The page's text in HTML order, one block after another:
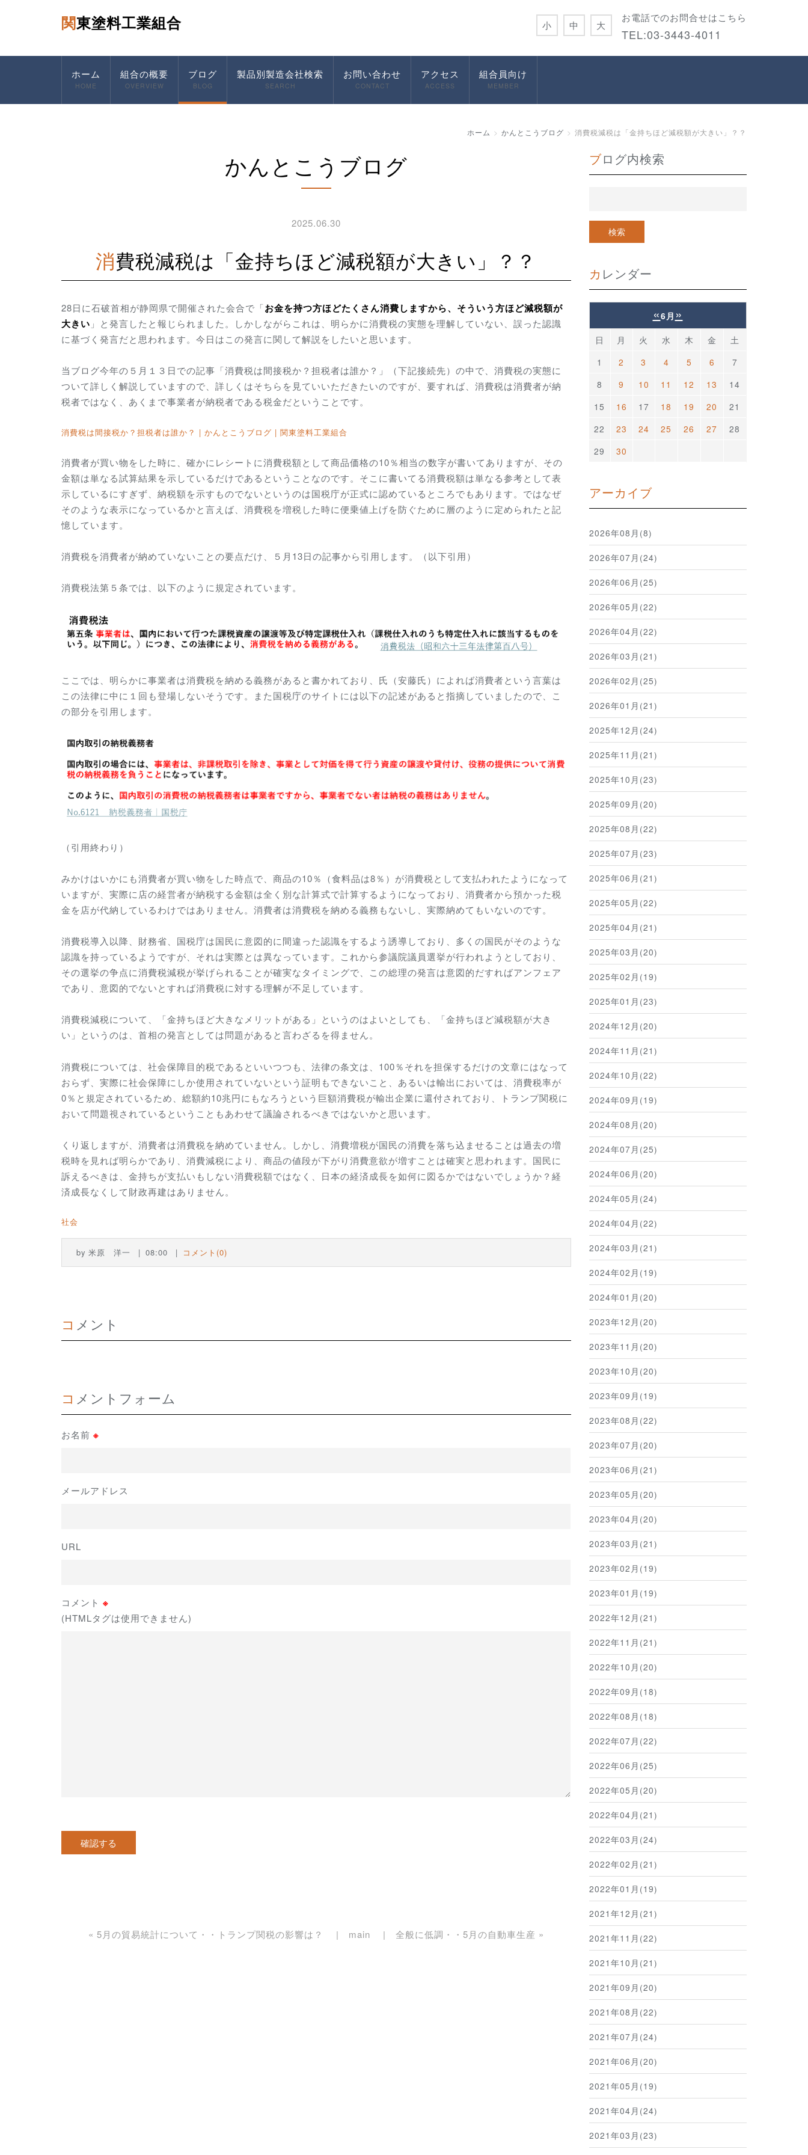
関東塗料工業組合 お電話でのお問合せはこちら
TEL:03-3443-4011
小 中 大
ホーム
HOME
組合の概要
OVERVIEW
ブログ
BLOG
製品別製造会社検索
SEARCH
お問い合わせ
CONTACT
アクセス
ACCESS
組合員向け
MEMBER
ホーム かんとこうブログ 消費税減税は「金持ちほど減税額が大きい」？？
かんとこうブログ
2025.06.30
消費税減税は「金持ちほど減税額が大きい」？？
28日に石破首相が静岡県で開催された会合で「お金を持つ方ほどたくさん消費しますから、そういう方ほど減税額が
大きい 」と発言したと報じられました。しかしながらこれは、明らかに消費税の実態を理解していない、誤った認識
に基づく発言だと思われます。今日はこの発言に関して解説をしたいと思います。
当ブログ今年の５月１３日での記事「消費税は間接税か？担税者は誰か？」（下記接続先）の中で、消費税の実態に
ついて詳しく解説していますので、詳しくはそちらを見ていいただきたいのですが、要すれば、消費税は消費者が納
税者ではなく、あくまで事業者が納税者である税金だということです。
消費税は間接税か？担税者は誰か？ | かんとこうブログ | 関東塗料工業組合
消費者が買い物をした時に、確かにレシートに消費税額として商品価格の10％相当の数字が書いてありますが、その
金額は単なる試算結果を示しているだけであるということなのです。そこに書いてる消費税額は単なる参考として表
示しているにすぎず、納税額を示すものでないというのは国税庁が正式に認めているところでもあります。ではなぜ
そのような表示になっているかと言えば、消費税を増税した時に便乗値上げを防ぐために層のように定められたと記
憶しています。
消費税を消費者が納めていないことの要点だけ、５月13日の記事から引用します。（以下引用）
消費税法第５条では、以下のように規定されています。
ここでは、明らかに事業者は消費税を納める義務があると書かれており、氏（安藤氏）によれば消費者という言葉は
この法律に中に１回も登場しないそうです。また国税庁のサイトには以下の記述があると指摘していましたので、こ
の部分を引用します。
（引用終わり）
みかけはいかにも消費者が買い物をした時点で、商品の10％（食料品は8％）が消費税として支払われたようになって
いますが、実際に店の経営者が納税する金額は全く別な計算式で計算するようになっており、消費者から預かった税
金を店が代納しているわけではありません。消費者は消費税を納める義務もないし、実際納めてもいないのです。
消費税導入以降、財務省、国税庁は国民に意図的に間違った認識をするよう誘導しており、多くの国民がそのような
認識を持っているようですが、それは実際とは異なっています。これから参議院議員選挙が行われようとしており、
その選挙の争点に消費税減税が挙げられることが確実なタイミングで、この総理の発言は意図的だすればアンフェア
であり、意図的でないとすれば消費税に対する理解が不足しています。
消費税減税について、「金持ちほど大きなメリットがある」というのはよいとしても、「金持ちほど減税額が大き
い」というのは、首相の発言としては問題があると言わざるを得ません。
消費税については、社会保障目的税であるといいつつも、法律の条文は、100％それを担保するだけの文章にはなって
おらず、実際に社会保障にしか使用されていないという証明もできないこと、あるいは輸出においては、消費税率が
0％と規定されているため、総額約10兆円にもなろうという巨額消費税が輸出企業に還付されており、トランプ関税に
おいて問題視されているということもあわせて議論されるべきではないかと思います。
くり返しますが、消費者は消費税を納めていません。しかし、消費増税が国民の消費を落ち込ませることは過去の増
税時を見れば明らかであり、消費減税により、商品の値段が下がり消費意欲が増すことは確実と思われます。国民に
訴えるべきは、金持ちが支払いもしない消費税額ではなく、日本の経済成長を如何に図るかではないでしょうか？経
済成長なくして財政再建はありません。
社会
by 米原 洋一 08:00 コメント(0)
コメント
コメントフォーム
お名前 ※
メールアドレス
URL
コメント ※
(HTMLタグは使用できません)
« 5月の貿易統計について・・トランプ関税の影響は？ main 全般に低調・・5月の自動車生産 »
ブログ内検索
カレンダー
«6月 »
日 月 火 水 木 金
土
1
2 3 4 5 6
7
8
9 10 11 12 13
14
15
16 17 18 19 20
21
22
23 24 25 26 27
28
29
30
アーカイブ
2026年08月(8)
2026年07月(24)
2026年06月(25)
2026年05月(22)
2026年04月(22)
2026年03月(21)
2026年02月(25)
2026年01月(21)
2025年12月(24)
2025年11月(21)
2025年10月(23)
2025年09月(20)
2025年08月(22)
2025年07月(23)
2025年06月(21)
2025年05月(22)
2025年04月(21)
2025年03月(20)
2025年02月(19)
2025年01月(23)
2024年12月(20)
2024年11月(21)
2024年10月(22)
2024年09月(19)
2024年08月(20)
2024年07月(25)
2024年06月(20)
2024年05月(24)
2024年04月(22)
2024年03月(21)
2024年02月(19)
2024年01月(20)
2023年12月(20)
2023年11月(20)
2023年10月(20)
2023年09月(19)
2023年08月(22)
2023年07月(20)
2023年06月(21)
2023年05月(20)
2023年04月(20)
2023年03月(21)
2023年02月(19)
2023年01月(19)
2022年12月(21)
2022年11月(21)
2022年10月(20)
2022年09月(18)
2022年08月(18)
2022年07月(22)
2022年06月(25)
2022年05月(20)
2022年04月(21)
2022年03月(24)
2022年02月(21)
2022年01月(19)
2021年12月(21)
2021年11月(22)
2021年10月(21)
2021年09月(20)
2021年08月(22)
2021年07月(24)
2021年06月(20)
2021年05月(19)
2021年04月(24)
2021年03月(23)